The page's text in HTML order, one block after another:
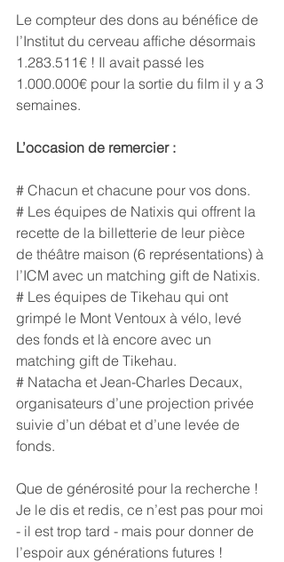
Le compteur des dons au bénéfice de
l’Institut du cerveau affiche désormais
1.283.511€ ! Il avait passé les
1.000.000€ pour la sortie du film il y a 3
semaines.
L’occasion de remercier :
# Chacun et chacune pour vos dons.
# Les équipes de Natixis qui offrent la
recette de la billetterie de leur pièce
de théâtre maison (6 représentations) à
l’ICM avec un matching gift de Natixis.
# Les équipes de Tikehau qui ont
grimpé le Mont Ventoux à vélo, levé
des fonds et là encore avec un
matching gift de Tikehau.
# Natacha et Jean-Charles Decaux,
organisateurs d’une projection privée
suivie d’un débat et d’une levée de
fonds.
Que de générosité pour la recherche !
Je le dis et redis, ce n’est pas pour moi
- il est trop tard - mais pour donner de
l’espoir aux générations futures !